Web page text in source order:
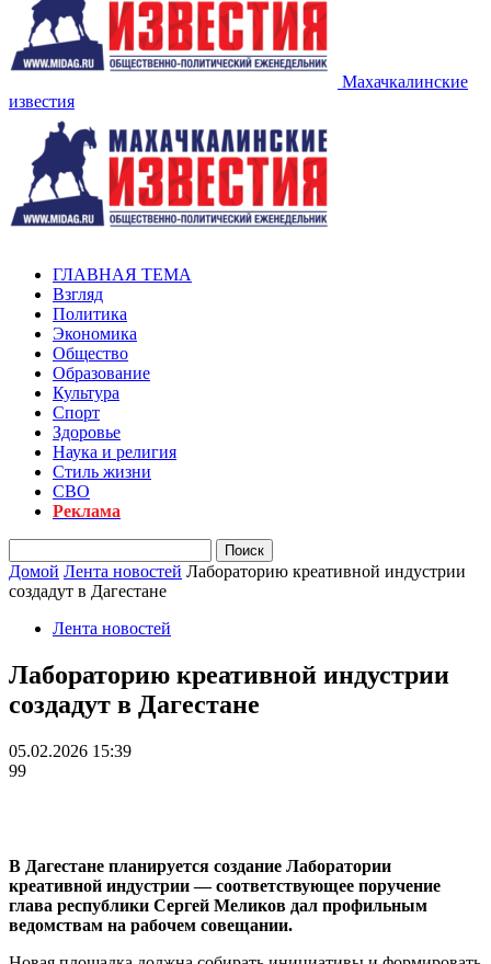
Махачкалинские
известия
ГЛАВНАЯ ТЕМА
Взгляд
Политика
Экономика
Общество
Образование
Культура
Спорт
Здоровье
Наука и религия
Стиль жизни
СВО
Реклама
Домой Лента новостей Лабораторию креативной индустрии
создадут в Дагестане
Лента новостей
Лабораторию креативной индустрии
создадут в Дагестане
05.02.2026 15:39
99
В Дагестане планируется создание Лаборатории
креативной индустрии — соответствующее поручение
глава республики Сергей Меликов дал профильным
ведомствам на рабочем совещании.